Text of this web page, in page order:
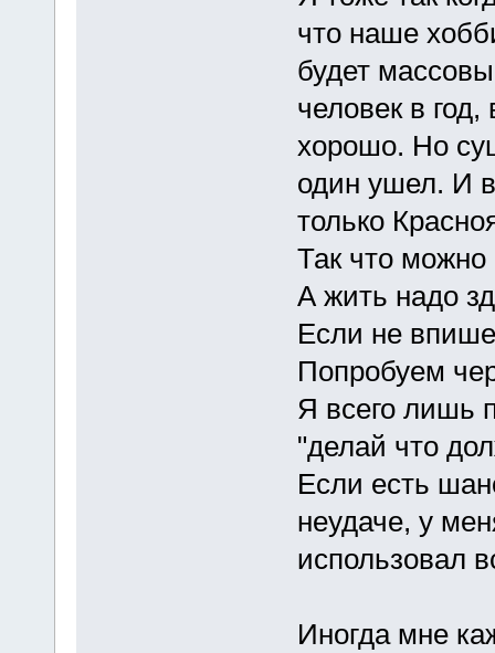
что наше
будет
человек в
хорошо. Но
один ушел. И
только
Так что можно
А жить надо
Если не
Попробуем
Я всего лишь
"делай что
Если есть
неудаче, у
использовал
Иногда мне